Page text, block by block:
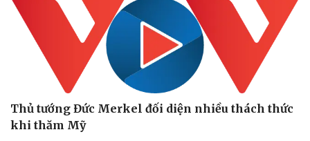
Thủ tướng Đức Merkel đối diện nhiều thách thức
khi thăm Mỹ